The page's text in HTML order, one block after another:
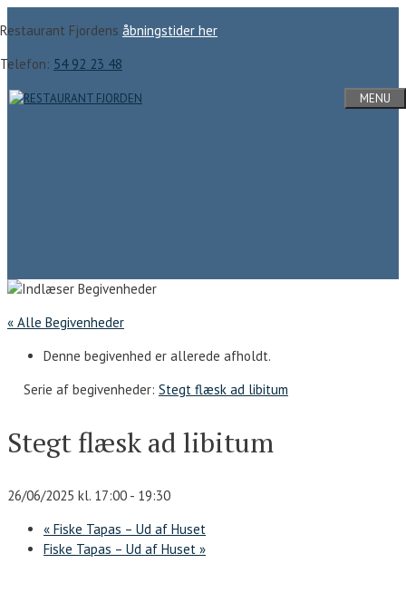
til
indhold
Restaurant Fjordens åbningstider her
Telefon: 54 92 23 48
MENU
« Alle Begivenheder
Denne begivenhed er allerede afholdt.
Serie af begivenheder: Stegt flæsk ad libitum
Stegt flæsk ad libitum
26/06/2025 kl. 17:00 - 19:30
« Fiske Tapas – Ud af Huset
Fiske Tapas – Ud af Huset »